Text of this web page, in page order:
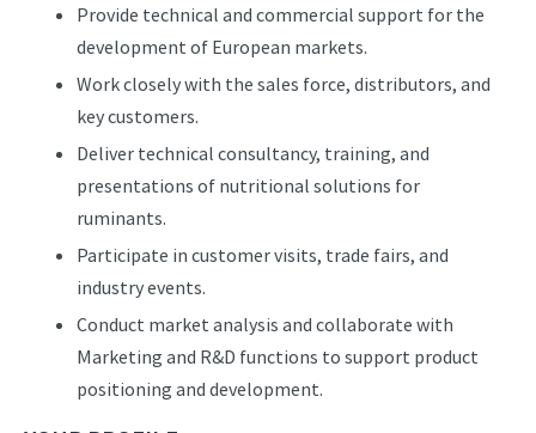
Provide technical and commercial support for the
development of European markets.
Work closely with the sales force, distributors, and
key customers.
Deliver technical consultancy, training, and
presentations of nutritional solutions for
ruminants.
Participate in customer visits, trade fairs, and
industry events.
Conduct market analysis and collaborate with
Marketing and R&D functions to support product
positioning and development.